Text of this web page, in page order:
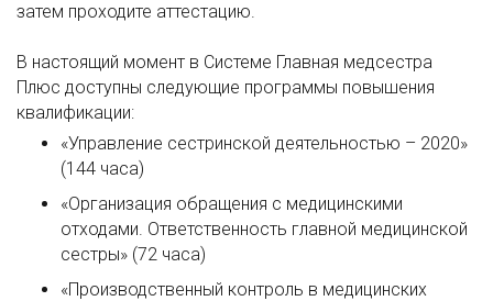
затем проходите аттестацию.
В настоящий момент в Системе Главная медсестра
Плюс доступны следующие программы повышения
квалификации:
«Управление сестринской деятельностью – 2020»
(144 часа)
«Организация обращения с медицинскими
отходами. Ответственность главной медицинской
сестры» (72 часа)
«Производственный контроль в медицинских